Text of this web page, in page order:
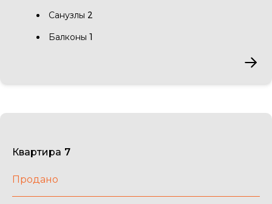
Санузлы 2
Балконы 1
Квартира 7
Продано